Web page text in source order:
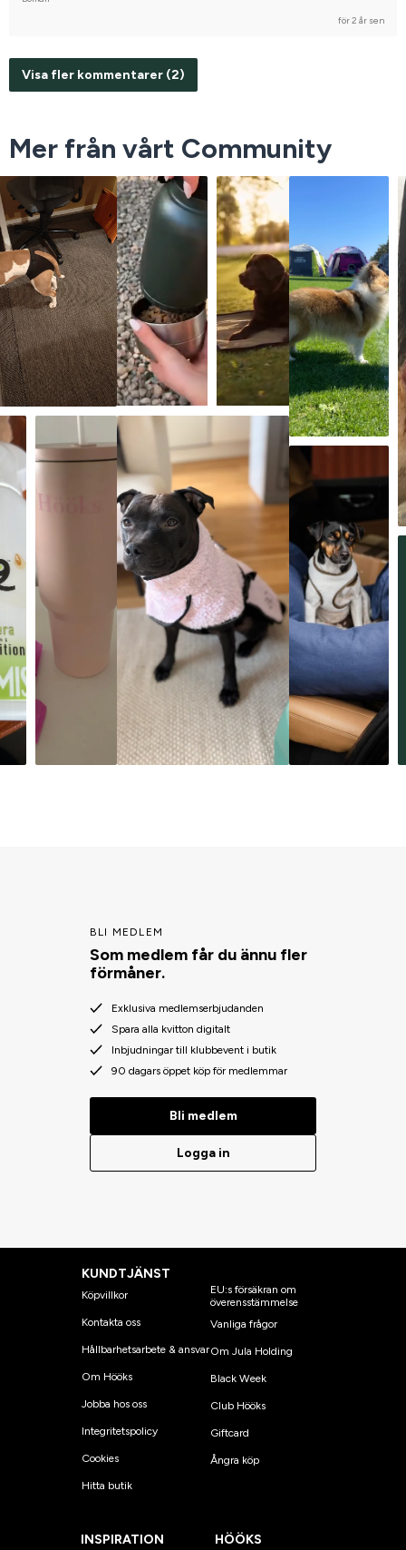
för 2 år sen
Visa fler kommentarer (2)
Mer från vårt Community
BLI MEDLEM
Som medlem får du ännu fler
förmåner.
Exklusiva medlemserbjudanden
Spara alla kvitton digitalt
Inbjudningar till klubbevent i butik
90 dagars öppet köp för medlemmar
Bli medlem
Logga in
KUNDTJÄNST
Köpvillkor
Kontakta oss
Hållbarhetsarbete & ansvar
Om Hööks
Jobba hos oss
Integritetspolicy
Cookies
Hitta butik
EU:s försäkran om
överensstämmelse
Vanliga frågor
Om Jula Holding
Black Week
Club Hööks
Giftcard
Ångra köp
INSPIRATION
HÖÖKS